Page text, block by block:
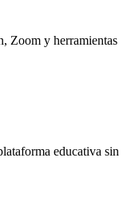
Zoom y herramientas
educativa sin